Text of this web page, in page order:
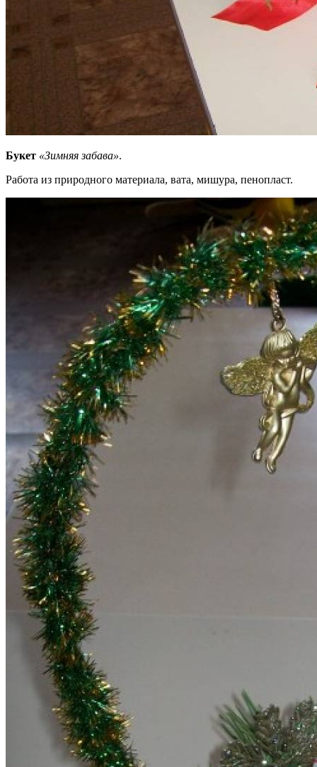
Букет «Зимняя забава».
Работа из природного материала, вата, мишура, пенопласт.